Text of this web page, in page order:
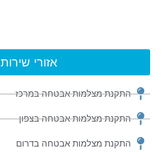
אזורי שירות
התקנת מצלמות אבטחה במרכז
התקנת מצלמות אבטחה בצפון
התקנת מצלמות אבטחה בדרום